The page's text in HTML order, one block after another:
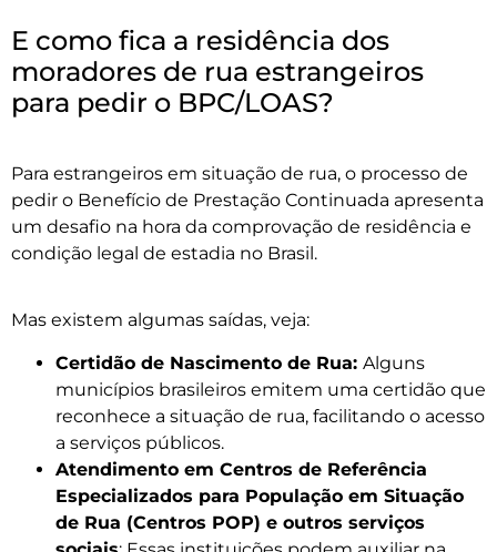
E como fica a residência dos
moradores de rua estrangeiros
para pedir o BPC/LOAS?
Para estrangeiros em situação de rua, o processo de
pedir o Benefício de Prestação Continuada apresenta
um desafio na hora da comprovação de residência e
condição legal de estadia no Brasil.
Mas existem algumas saídas, veja:
Certidão de Nascimento de Rua: Alguns
municípios brasileiros emitem uma certidão que
reconhece a situação de rua, facilitando o acesso
a serviços públicos.
Atendimento em Centros de Referência
Especializados para População em Situação
de Rua (Centros POP) e outros serviços